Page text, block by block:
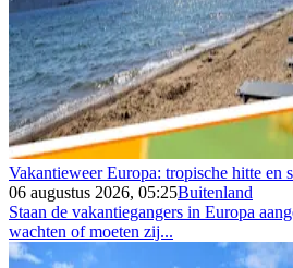
Vakantieweer Europa: tropische hitte en
06 augustus 2026, 05:25Buitenland
Staan de vakantiegangers in Europa
wachten of moeten zij...